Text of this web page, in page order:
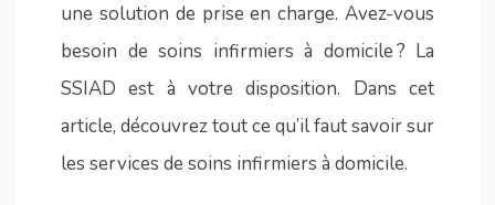
une solution de prise en charge. Avez-vous
besoin de soins infirmiers à domicile ? La
SSIAD est à votre disposition. Dans cet
article, découvrez tout ce qu’il faut savoir sur
les services de soins infirmiers à domicile.